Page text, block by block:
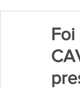
Foi